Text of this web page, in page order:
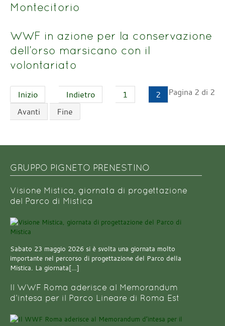
Montecitorio
WWF in azione per la conservazione
dell’orso marsicano con il
volontariato
Pagina 2 di 2
Inizio Indietro 1
2
Avanti
Fine
GRUPPO PIGNETO PRENESTINO
Visione Mistica, giornata di progettazione
del Parco di Mistica
Sabato 23 maggio 2026 si è svolta una giornata molto
importante nel percorso di progettazione del Parco della
Mistica. La giornata[…]
Il WWF Roma aderisce al Memorandum
d’intesa per il Parco Lineare di Roma Est